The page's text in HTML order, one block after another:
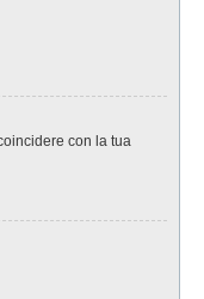
con la tua